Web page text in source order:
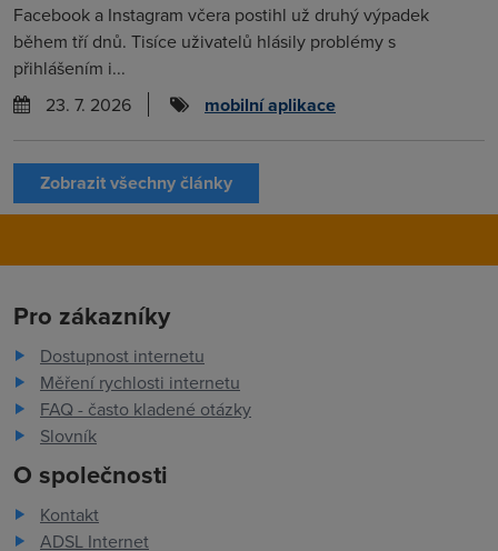
Facebook a Instagram včera postihl už druhý výpadek
během tří dnů. Tisíce uživatelů hlásily problémy s
přihlášením i...
23. 7. 2026
mobilní aplikace
Zobrazit všechny články
Pro zákazníky
Dostupnost internetu
Měření rychlosti internetu
FAQ - často kladené otázky
Slovník
O společnosti
Kontakt
ADSL Internet